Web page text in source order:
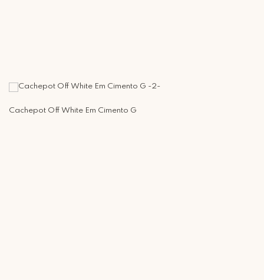
Cachepot Off White Em Cimento G